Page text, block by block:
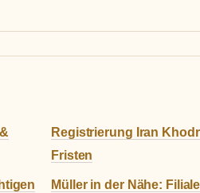
Registrierung Iran
Fristen
Müller in der Nähe: